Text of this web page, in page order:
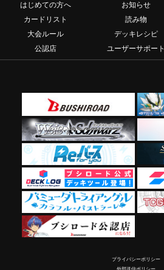
はじめての方へ お知らせ
カードリスト
読み物
大会ルール
デッキレシピ
公認店
ユーザーサポート
プライバシーポリシー